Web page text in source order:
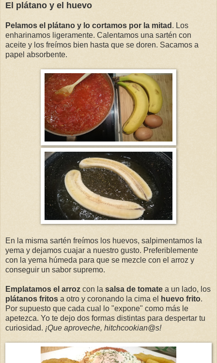
El plátano y el huevo
Pelamos el plátano y lo cortamos por la mitad . Los
enharinamos ligeramente. Calentamos una sartén con
aceite y los freímos bien hasta que se doren. Sacamos a
papel absorbente.
En la misma sartén freímos los huevos, salpimentamos la
yema y dejamos cuajar a nuestro gusto. Preferiblemente
con la yema húmeda para que se mezcle con el arroz y
conseguir un sabor supremo.
Emplatamos el arroz con la salsa de tomate a un lado, los
plátanos fritos a otro y coronando la cima el huevo frito.
Por supuesto que cada cual lo "expone" como más le
apetezca. Yo te dejo dos formas distintas para despertar tu
curiosidad. ¡Que aproveche, hitchcookian@s!